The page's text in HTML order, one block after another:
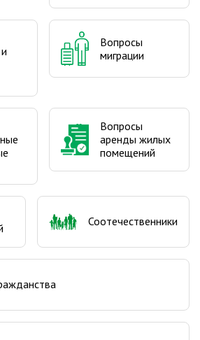
Вопросы
миграции
Вопросы
аренды жилых
помещений
Соотечественники